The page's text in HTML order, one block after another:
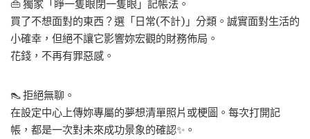
👜 獨家「睜一隻眼閉一隻眼」記帳法。
買了不想面對的東西？選「日常(不計)」分類。誠實面對生活的
小確幸，但絕不讓它影響妳宏觀的財務佈局。
花錢，不再有罪惡感。
👠 拒絕無聊。
在設定中心上傳妳專屬的夢想清單照片或梗圖。每次打開記
帳，都是一次對未來成功景象的確認✨。